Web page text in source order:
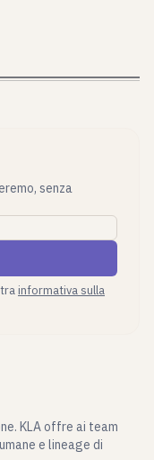
senza
informativa sulla
KLA offre ai team
e lineage di